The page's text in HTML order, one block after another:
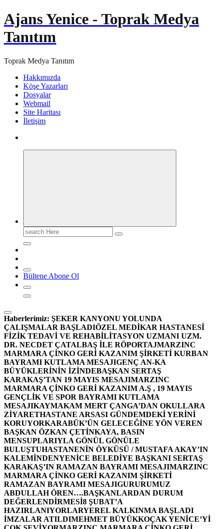
Ajans Yenice - Toprak Medya
Tanıtım
Toprak Medya Tanıtım
Hakkımızda
Köşe Yazarları
Dosyalar
Webmail
Site Haritası
İletişim
Search
for:
Bültene Abone Ol
Haberlerimiz: ŞEKER KANYONU YOLUNDA
ÇALIŞMALAR BAŞLADIÖZEL MEDİKAR HASTANESİ
FİZİK TEDAVİ VE REHABİLİTASYON UZMANI UZM.
DR. NECDET ÇATALBAŞ İLE RÖPORTAJMARZINC
MARMARA ÇİNKO GERİ KAZANIM ŞİRKETİ KURBAN
BAYRAMI KUTLAMA MESAJIGENÇ AN-KA
BÜYÜKLERİNİN İZİNDEBAŞKAN SERTAŞ
KARAKAŞ’TAN 19 MAYIS MESAJIMARZINC
MARMARA ÇİNKO GERİ KAZANIM A.Ş , 19 MAYIS
GENÇLİK VE SPOR BAYRAMI KUTLAMA
MESAJIKAYMAKAM MERT ÇANGA’DAN OKULLARA
ZİYARETHASTANE ARSASI GÜNDEMDEKİ YERİNİ
KORUYORKARABÜK’ÜN GELECEĞİNE YÖN VEREN
BAŞKAN ÖZKAN ÇETİNKAYA, BASIN
MENSUPLARIYLA GÖNÜL GÖNÜLE
BULUŞTUHASTANENİN ÖYKÜSÜ / MUSTAFA AKAY’IN
KALEMİNDENYENİCE BELEDİYE BAŞKANI SERTAŞ
KARAKAŞ’IN RAMAZAN BAYRAMI MESAJIMARZINC
MARMARA ÇİNKO GERİ KAZANIM ŞİRKETİ
RAMAZAN BAYRAMI MESAJIGURURUMUZ
ABDULLAH ÖREN….BAŞKANLARDAN DURUM
DEĞERLENDİRMESİ8 ŞUBAT’A
HAZIRLANIYORLARYEREL KALKINMA BAŞLADI
İMZALAR ATILDIMEHMET BÜYÜKKOÇAK YENİCE’Yİ